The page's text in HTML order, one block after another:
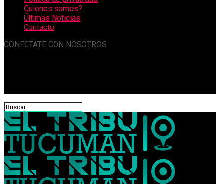
Quienes somos?
Últimas Noticias
Contacto
CONECTATE CON NOSOTROS